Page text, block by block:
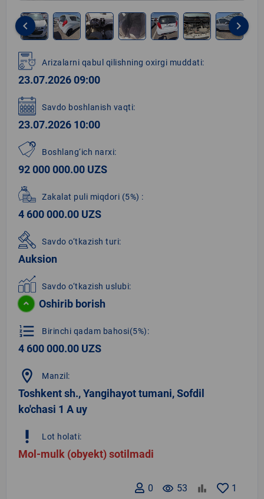
1
of
8
keyboard_arrow_left keyboard_arrow_right
Arizalarni qabul qilishning oxirgi muddati:
23.07.2026 09:00
Savdo boshlanish vaqti:
23.07.2026 10:00
Boshlang‘ich narxi:
92 000 000.00 UZS
Zakalat puli miqdori (5%) :
4 600 000.00 UZS
Savdo o‘tkazish turi:
Auksion
Savdo o‘tkazish uslubi:
Oshirib borish
format_list_numbered Birinchi qadam bahosi(5%):
4 600 000.00 UZS
location_on Manzil:
Toshkent sh., Yangihayot tumani, Sofdil
ko'chasi 1 A uy
priority_high Lot holati:
Mol-mulk (obyekt) sotilmadi
1
remove_red_eye 53
0